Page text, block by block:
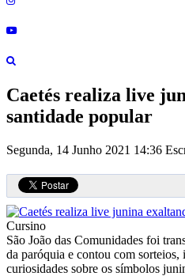
Caetés realiza live
santidade popular
Segunda, 14 Junho 2021 14:36
Cursino
São João das Comunidades foi
da paróquia e contou com sorteios,
curiosidades sobre os símbolos